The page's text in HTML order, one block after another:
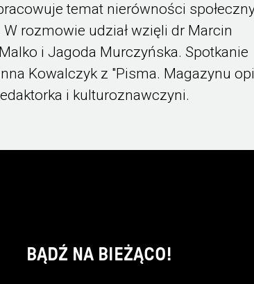
temat nierówności
rozmowie udział wzięli dr Marcin
i Jagoda Murczyńska. Spotkanie
Kowalczyk z "Pisma. Magazynu
i kulturoznawczyni.
BĄDŹ NA BIEŻĄCO!